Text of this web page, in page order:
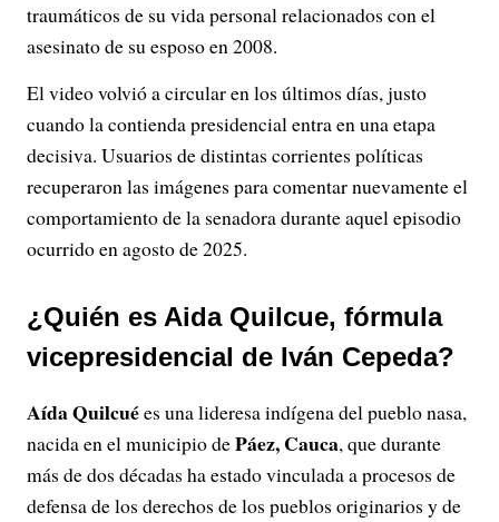
traumáticos de su vida personal relacionados con el
asesinato de su esposo en 2008.
El video volvió a circular en los últimos días, justo
cuando la contienda presidencial entra en una etapa
decisiva. Usuarios de distintas corrientes políticas
recuperaron las imágenes para comentar nuevamente el
comportamiento de la senadora durante aquel episodio
ocurrido en agosto de 2025.
¿Quién es Aida Quilcue, fórmula
vicepresidencial de Iván Cepeda?
Aída Quilcuées una lideresa indígena del pueblo nasa,
nacida en el municipio dePáez, Cauca, que durante
más de dos décadas ha estado vinculada a procesos de
defensa de los derechos de los pueblos originarios y de